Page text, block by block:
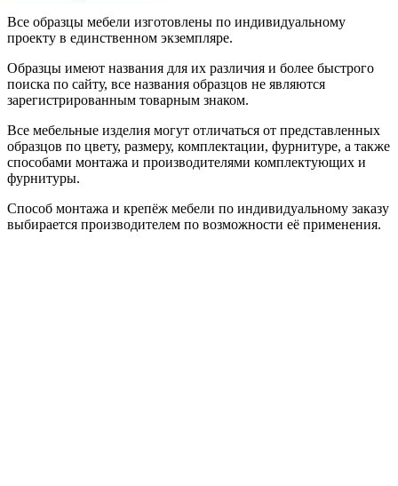
Все образцы мебели изготовлены по индивидуальному
проекту в единственном экземпляре.
Образцы имеют названия для их различия и более быстрого
поиска по сайту, все названия образцов не являются
зарегистрированным товарным знаком.
Все мебельные изделия могут отличаться от представленных
образцов по цвету, размеру, комплектации, фурнитуре, а также
способами монтажа и производителями комплектующих и
фурнитуры.
Способ монтажа и крепёж мебели по индивидуальному заказу
выбирается производителем по возможности её применения.